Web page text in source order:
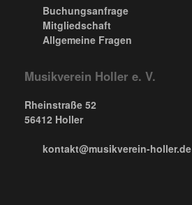
Buchungsanfrage
Mitgliedschaft
Allgemeine Fragen
Musikverein Holler e. V.
Rheinstraße 52
56412 Holler
kontakt@musikverein-holler.de